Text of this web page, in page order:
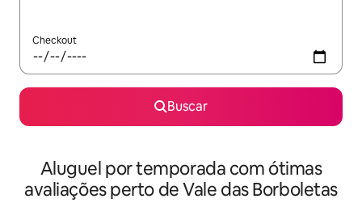
Checkout
Buscar
Aluguel por temporada com ótimas
avaliações perto de Vale das Borboletas